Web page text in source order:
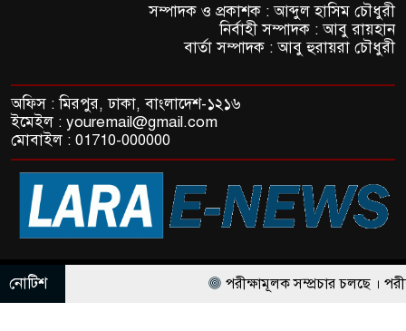
সম্পাদক ও প্রকাশক : আব্দুল হাসিম চৌধুরী
নির্বাহী সম্পাদক : আবু রায়হান
বার্তা সম্পাদক : আবু হুরায়রা চৌধুরী
অফিস : মিরপুর, ঢাকা, বাংলাদেশ-১২১৬
ইমেইল : youremail@gmail.com
মোবাইল : 01710-000000
© All rights reserved © LaraE-News
NewsScript Developed BY
নোটিশ পরীক্ষামূলক সম্প্রচার চলছে ।